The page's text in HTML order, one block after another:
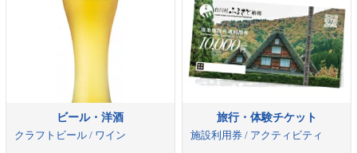
ビール・洋酒
クラフトビール / ワイン
旅行・体験チケット
施設利用券 / アクティビティ